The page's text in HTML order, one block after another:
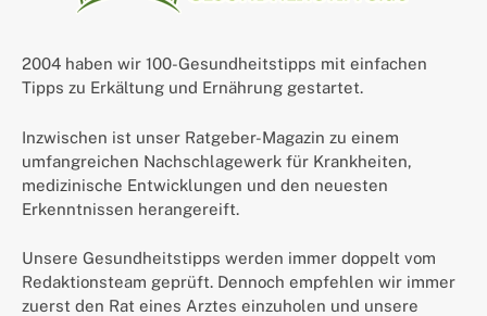
2004 haben wir 100-Gesundheitstipps mit einfachen
Tipps zu Erkältung und Ernährung gestartet.
Inzwischen ist unser Ratgeber-Magazin zu einem
umfangreichen Nachschlagewerk für Krankheiten,
medizinische Entwicklungen und den neuesten
Erkenntnissen herangereift.
Unsere Gesundheitstipps werden immer doppelt vom
Redaktionsteam geprüft. Dennoch empfehlen wir immer
zuerst den Rat eines Arztes einzuholen und unsere